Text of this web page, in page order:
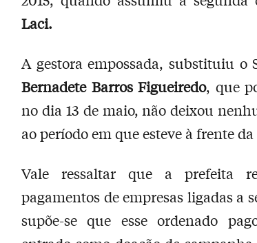
Laci.
A gestora empossada, substituiu o
Bernadete Barros Figueiredo, que
no dia 13 de maio, não deixou
ao período em que esteve à frente
Vale ressaltar que a prefeita
pagamentos de empresas ligadas a
supõe-se que esse ordenado